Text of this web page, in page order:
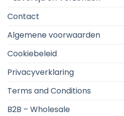
Contact
Algemene voorwaarden
Cookiebeleid
Privacyverklaring
Terms and Conditions
B2B – Wholesale